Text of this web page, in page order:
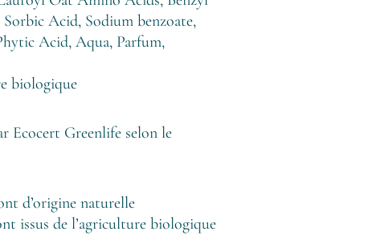
Acid, Sodium benzoate,
Acid, Aqua, Parfum,
biologique
Greenlife selon le
d’origine naturelle
issus de l’agriculture biologique